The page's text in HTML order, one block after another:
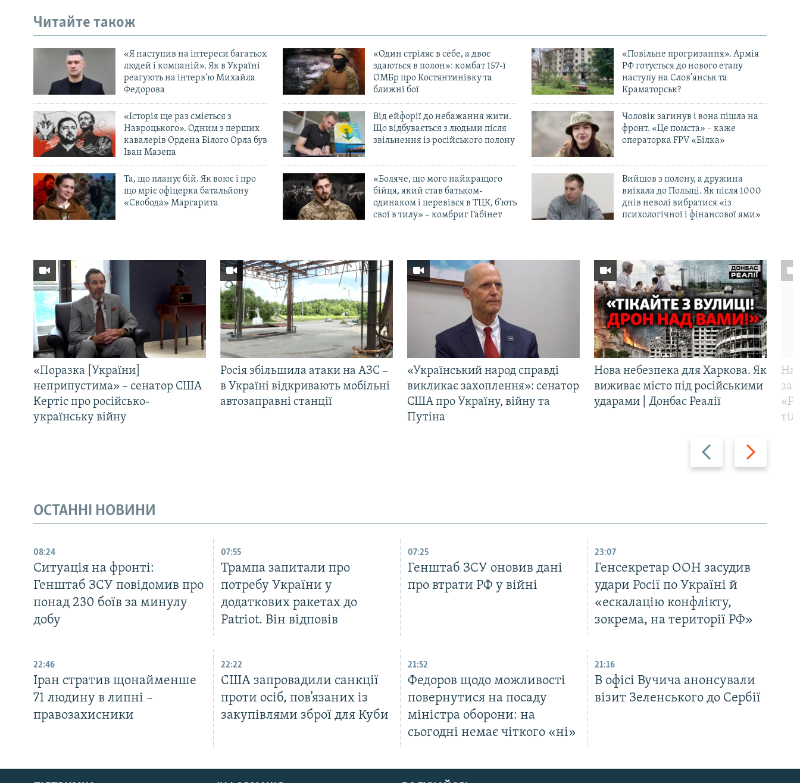
РУС
Читайте також
«Я наступив на інтереси багатьох
людей і компаній». Як в Україні
реагують на інтерв’ю Михайла
Федорова
«Один стріляє в себе, а двоє
здаються в полон»: комбат 157-ї
ОМБр про Костянтинівку та
ближні бої
«Повільне прогризання». Армія
РФ готується до нового етапу
наступу на Слов’янськ та
Краматорськ?
«Історія ще раз сміється з
Навроцького». Одним з перших
кавалерів Ордена Білого Орла був
Іван Мазепа
Від ейфорії до небажання жити.
Що відбувається з людьми після
звільнення із російського полону
Чоловік загинув і вона пішла на
фронт. «Це помста» – каже
операторка FPV «Білка»
Та, що планує бій. Як воює і про
що мріє офіцерка батальйону
«Свобода» Маргарита
«Боляче, що мого найкращого
бійця, який став батьком-
одинаком і перевівся в ТЦК, б’ють
свої в тилу» – комбриг Габінет
Вийшов з полону, а дружина
виїхала до Польщі. Як після 1000
днів неволі вибратися «із
психологічної і фінансової ями»
Назад Вперед
«Поразка [України]
неприпустима» – сенатор США
Кертіс про російсько-
українську війну
Росія збільшила атаки на АЗС –
в Україні відкривають мобільні
автозаправні станції
«Український народ справді
викликає захоплення»: сенатор
США про Україну, війну та
Путіна
Нова небезпека для Харкова. Як
виживає місто під російськими
ударами | Донбас Реалії
ОСТАННІ НОВИНИ
08:24
Ситуація на фронті:
Генштаб ЗСУ повідомив про
понад 230 боїв за минулу
добу
07:55
Трампа запитали про
потребу України у
додаткових ракетах до
Patriot. Він відповів
07:25
Генштаб ЗСУ оновив дані
про втрати РФ у війні
23:07
Генсекретар ООН засудив
удари Росії по Україні й
«ескалацію конфлікту,
зокрема, на території РФ»
22:46
Іран стратив щонайменше
71 людину в липні –
правозахисники
22:22
США запровадили санкції
проти осіб, пов’язаних із
закупівлями зброї для Куби
21:52
Федоров щодо можливості
повернутися на посаду
міністра оборони: на
сьогодні немає чіткого «ні»
21:16
В офісі Вучича анонсували
візит Зеленського до Сербії